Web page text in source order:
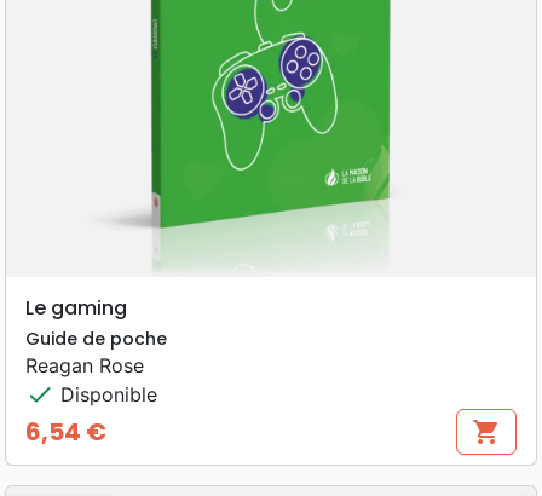
Le gaming
Guide de poche
Reagan Rose
check Disponible
Prix
6,54 € shopping_cart